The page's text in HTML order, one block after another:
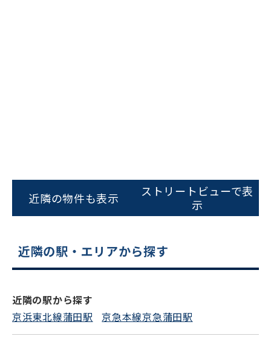
スムーズにご案内できます
0120-620-213
電話でお問い合わせ
近隣の物件も表示
ストリートビューで表
示
近隣の駅・エリアから探す
近隣の駅から探す
京浜東北線蒲田駅
京急本線京急蒲田駅